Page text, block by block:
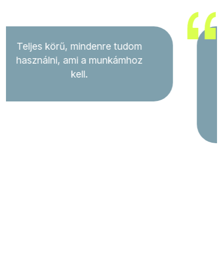
A számlázásnál nagyon jó,
hogy minden könnyen
visszanézhető, hibák rögtön
észrevehetőek. Plusz a
statisztika nagyon